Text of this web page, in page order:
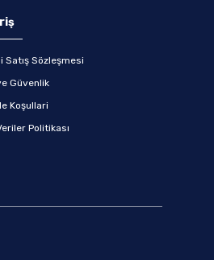
Satış Sözleşmesi
Güvenlik
Koşullari
Politikası